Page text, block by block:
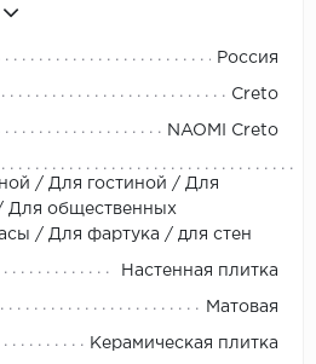
Россия
Creto
NAOMI Creto
/ Для гостиной / Для
Для общественных
/ Для фартука / для стен
Настенная плитка
Матовая
Керамическая плитка